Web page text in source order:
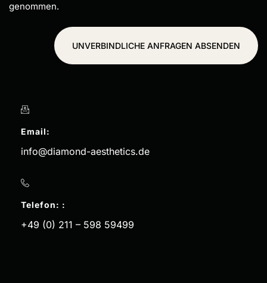
genommen.
UNVERBINDLICHE ANFRAGEN ABSENDEN
Email:
info@diamond-aesthetics.de
Telefon: :
+49 (0) 211 – 598 59499